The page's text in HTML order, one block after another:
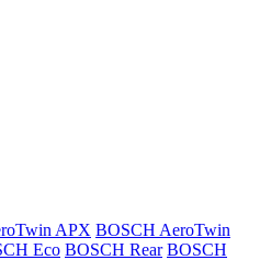
APX BOSCH AeroTwin
Eco BOSCH Rear BOSCH